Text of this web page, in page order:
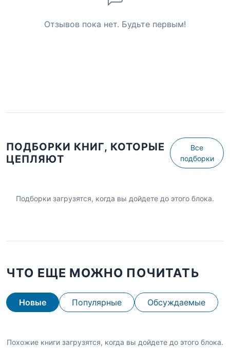
Отзывов пока нет. Будьте первым!
ПОДБОРКИ КНИГ, КОТОРЫЕ
ЦЕПЛЯЮТ
Все
подборки
Подборки загрузятся, когда вы дойдете до этого блока.
ЧТО ЕЩЕ МОЖНО ПОЧИТАТЬ
Новые Популярные Обсуждаемые
Похожие книги загрузятся, когда вы дойдете до этого блока.